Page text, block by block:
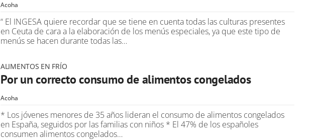
Acoha
“ El INGESA quiere recordar que se tiene en cuenta todas las culturas presentes
en Ceuta de cara a la elaboración de los menús especiales, ya que este tipo de
menús se hacen durante todas las…
ALIMENTOS EN FRÍO
Por un correcto consumo de alimentos congelados
Acoha
* Los jóvenes menores de 35 años lideran el consumo de alimentos congelados
en España, seguidos por las familias con niños * El 47% de los españoles
consumen alimentos congelados…